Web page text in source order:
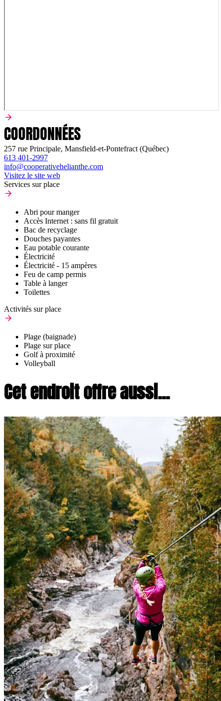
COORDONNÉES
257 rue Principale, Mansfield-et-Pontefract (Québec)
613 401-2997
info@cooperativehelianthe.com
Visitez le site web
Services sur place
Abri pour manger
Accès Internet : sans fil gratuit
Bac de recyclage
Douches payantes
Eau potable courante
Électricité
Électricité - 15 ampères
Feu de camp permis
Table à langer
Toilettes
Activités sur place
Plage (baignade)
Plage sur place
Golf à proximité
Volleyball
Cet endroit offre aussi...